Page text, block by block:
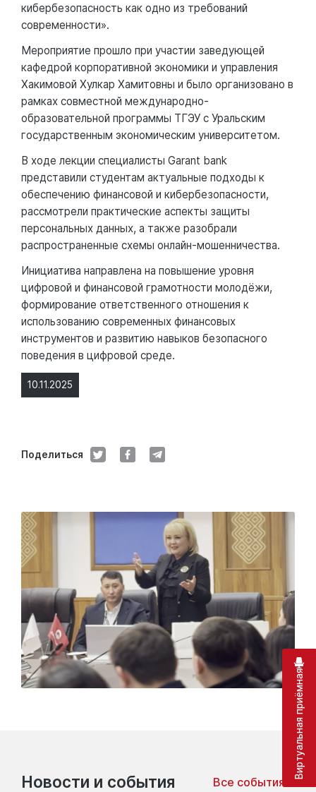
10.11.2025
Поделиться
кибербезопасность как одно из требований
современности».
Мероприятие прошло при участии заведующей
кафедрой корпоративной экономики и управления
Хакимовой Хулкар Хамитовны и было организовано в
рамках совместной международно-
образовательной программы ТГЭУ с Уральским
государственным экономическим университетом.
В ходе лекции специалисты Garant bank
представили студентам актуальные подходы к
обеспечению финансовой и кибербезопасности,
рассмотрели практические аспекты защиты
персональных данных, а также разобрали
распространенные схемы онлайн-мошенничества.
Инициатива направлена на повышение уровня
цифровой и финансовой грамотности молодёжи,
формирование ответственного отношения к
использованию современных финансовых
инструментов и развитию навыков безопасного
поведения в цифровой среде.
Новости и события Все события
Виртуальная приёмная